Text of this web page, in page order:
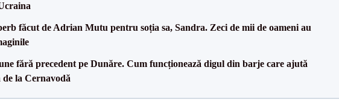
făcut de Adrian Mutu pentru soția sa, Sandra. Zeci de mii de oameni au
fără precedent pe Dunăre. Cum funcționează digul din barje care ajută
de la Cernavodă